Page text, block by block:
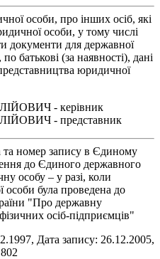
особи, про інших осіб, які
особи, у тому числі
документи для державної
батькові (за наявності), дані
юридичної
- керівник
- представник
та номер запису в Єдиному
до Єдиного державного
особу – у разі, коли
особи була проведена до
"Про державну
осіб-підприємців"
Дата запису: 26.12.2005,